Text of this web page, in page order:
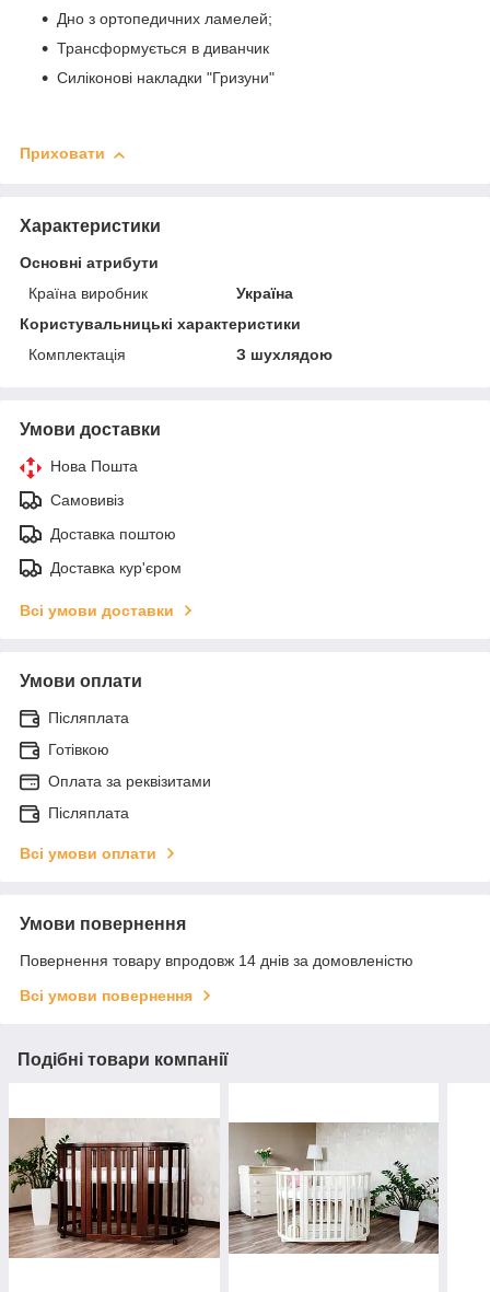
Дно з ортопедичних ламелей;
Трансформується в диванчик
Силіконові накладки "Гризуни"
Приховати
Характеристики
Основні атрибути
Країна виробник
Україна
Користувальницькі характеристики
Комплектація
З шухлядою
Умови доставки
Нова Пошта
Самовивіз
Доставка поштою
Доставка кур'єром
Всі умови доставки
Умови оплати
Післяплата
Готівкою
Оплата за реквізитами
Післяплата
Всі умови оплати
Умови повернення
Повернення товару впродовж 14 днів за домовленістю
Всі умови повернення
Подібні товари компанії